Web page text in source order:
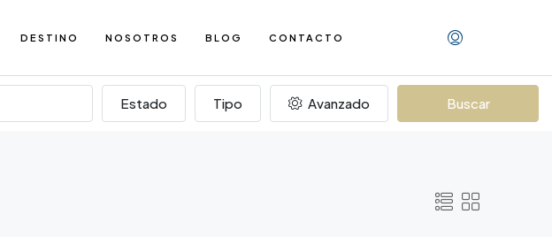
DESTINO NOSOTROS BLOG CONTACTO
Estado Tipo Avanzado Buscar